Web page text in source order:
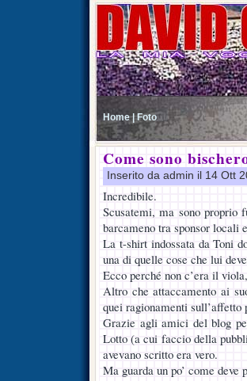
Home | Foto
Come sono
Inserito da admin il 14 Ott
Incredibile.
Scusatemi, ma sono proprio
barcameno tra sponsor locali
La t-shirt indossata da Toni
una di quelle cose che lui
Ecco perché non c’era il
Altro che attaccamento ai
quei ragionamenti sull’affetto
Grazie agli amici del blog
Lotto (a cui faccio della
avevano scritto era vero.
Ma guarda un po’ come